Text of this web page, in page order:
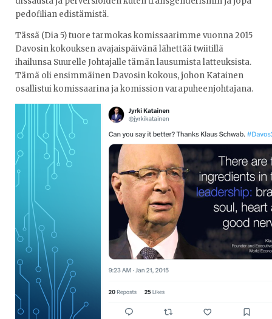
pedofilian edistämistä.
Tässä (Dia 5) tuore tarmokas komissaarimme vuonna 2015
Davosin kokouksen avajaispäivänä lähettää twiitillä
ihailunsa Suurelle Johtajalle tämän lausumista latteuksista.
Tämä oli ensimmäinen Davosin kokous, johon Katainen
osallistui komissaarina ja komission varapuheenjohtajana.